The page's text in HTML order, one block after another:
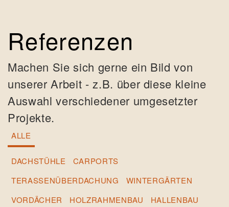
Referenzen
Machen Sie sich gerne ein Bild von
unserer Arbeit - z.B. über diese kleine
Auswahl verschiedener umgesetzter
Projekte.
ALLE
DACHSTÜHLE
CARPORTS
TERASSENÜBERDACHUNG
WINTERGÄRTEN
VORDÄCHER
HOLZRAHMENBAU
HALLENBAU